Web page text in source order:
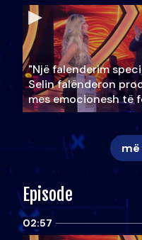
"Një falenderim
Selin falënderon
mes emocionesh të
Episode
02:57